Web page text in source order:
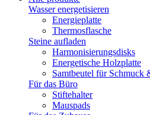
Wasser energetisieren
Energieplatte​
Thermosflasche
Steine aufladen
Harmonisierungsdisks
Energetische Holzplatte
Samtbeutel für Schmuck
Für das Büro
Stiftehalter
Mauspads